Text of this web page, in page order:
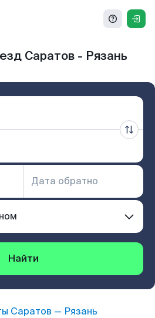
Саратов - Рязань
Найти
Саратов — Рязань